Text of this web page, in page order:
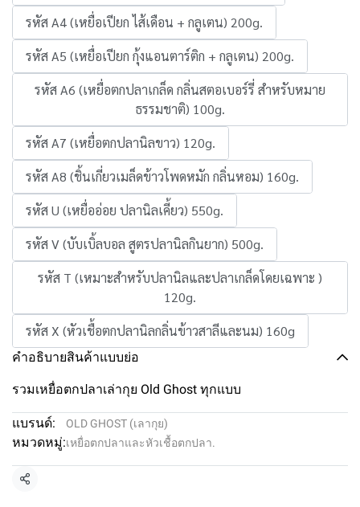
รหัส A4 (เหยื่อเปียก ไส้เดือน + กลูเตน) 200g.
รหัส A5 (เหยื่อเปียก กุ้งแอนตาร์ติก + กลูเตน) 200g.
รหัส A6 (เหยื่อตกปลาเกล็ด กลิ่นสตอเบอร์รี่ สำหรับหมาย
ธรรมชาติ) 100g.
รหัส A7 (เหยื่อตกปลานิลขาว) 120g.
รหัส A8 (ชิ้นเกี่ยวเมล็ดข้าวโพดหมัก กลิ่นหอม) 160g.
รหัส U (เหยื่ออ่อย ปลานิลเคี้ยว) 550g.
รหัส V (บับเบิ้ลบอล สูตรปลานิลกินยาก) 500g.
รหัส T (เหมาะสำหรับปลานิลและปลาเกล็ดโดยเฉพาะ )
120g.
รหัส X (หัวเชื้อตกปลานิลกลิ่นข้าวสาลีและนม) 160g
คำอธิบายสินค้าแบบย่อ
รวมเหยื่อตกปลาเล่ากุย Old Ghost ทุกแบบ
แบรนด์: OLD GHOST (เลากุย)
หมวดหมู่:เหยื่อตกปลาและหัวเชื้อตกปลา.
แชร์